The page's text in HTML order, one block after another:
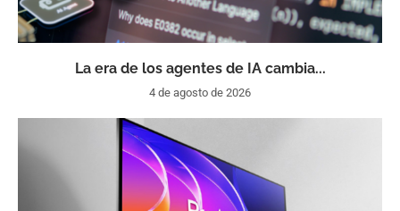
La era de los agentes de IA cambia...
4 de agosto de 2026